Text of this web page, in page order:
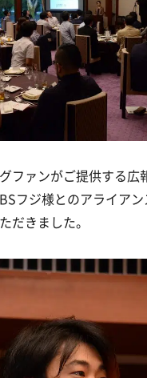
ファンがご提供する広
フジ様とのアライア
だきました。